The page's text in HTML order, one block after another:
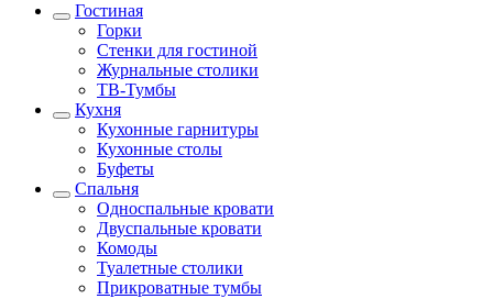
Гостиная
Горки
Стенки для гостиной
Журнальные столики
TВ-Тумбы
Кухня
Кухонные гарнитуры
Кухонные столы
Буфеты
Спальня
Односпальные кровати
Двуспальные кровати
Комоды
Туалетные столики
Прикроватные тумбы